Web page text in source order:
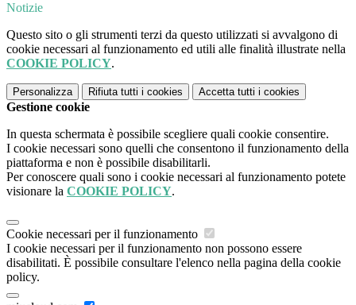
Notizie
Questo sito o gli strumenti terzi da questo utilizzati si avvalgono di
cookie necessari al funzionamento ed utili alle finalità illustrate nella
COOKIE POLICY.
Personalizza Rifiuta tutti i cookies Accetta tutti i cookies
Gestione cookie
In questa schermata è possibile scegliere quali cookie consentire.
I cookie necessari sono quelli che consentono il funzionamento della
piattaforma e non è possibile disabilitarli.
Per conoscere quali sono i cookie necessari al funzionamento potete
visionare la COOKIE POLICY.
Cookie necessari per il funzionamento
I cookie necessari per il funzionamento non possono essere
disabilitati. È possibile consultare l'elenco nella pagina della cookie
policy.